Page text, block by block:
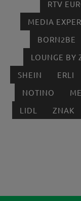
RTV
MEDIA
BORN2BE
LOUNGE BY
SHEIN
ERLI
NOTINO
LIDL
ZNAK